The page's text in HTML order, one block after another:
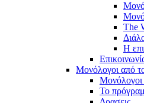
The
Η
Μονόλογοι από
Μονόλογοι
Το